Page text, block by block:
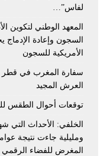
لفاس”…
المعهد الوطني لتكوين
السجون وإعادة
الأمريكية للسجون
سفارة المغرب في قطر
العرش المجيد
توقعات أحوال الطقس
الخلفي: الأحداث التي
ومليلية جاءت نتيجة
المغرض للفضاء